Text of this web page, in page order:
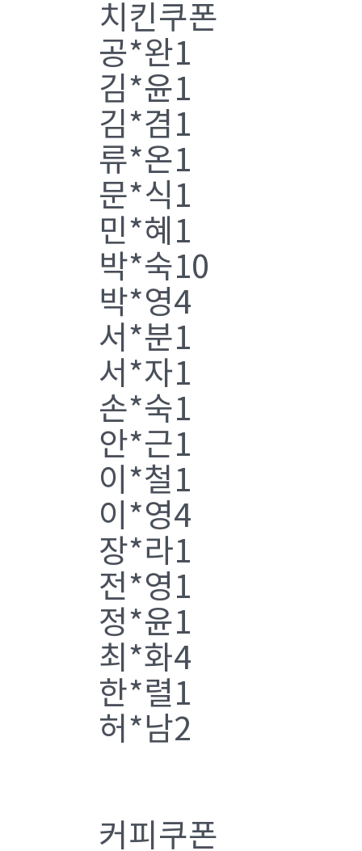
치킨쿠폰
공*완1
김*윤1
김*겸1
류*온1
문*식1
민*혜1
박*숙10
박*영4
서*분1
서*자1
손*숙1
안*근1
이*철1
이*영4
장*라1
전*영1
정*윤1
최*화4
한*렬1
허*남2
커피쿠폰